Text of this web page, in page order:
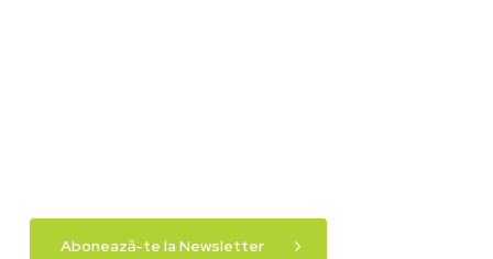
Abonează-te la Newsletter